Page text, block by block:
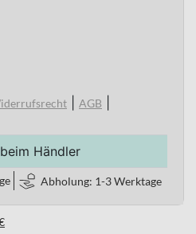
AGB
Händler
Abholung: 1-3 Werktage